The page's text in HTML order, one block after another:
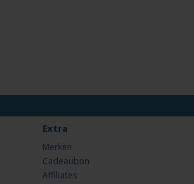
Extra
Merken
Cadeaubon
Affiliates